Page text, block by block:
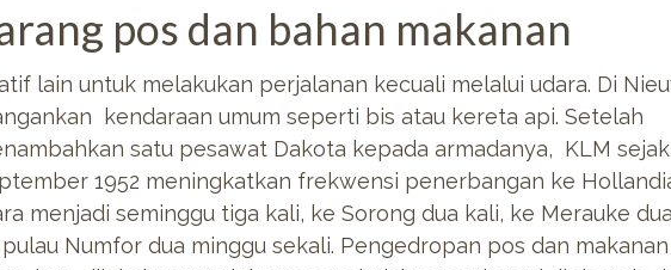
pos dan bahan makanan
lain untuk melakukan perjalanan kecuali melalui udara. Di
kendaraan umum seperti bis atau kereta api. Setelah
satu pesawat Dakota kepada armadanya, KLM sejak
1952 meningkatkan frekwensi penerbangan ke
menjadi seminggu tiga kali, ke Sorong dua kali, ke Merauke
pulau Numfor dua minggu sekali. Pengedropan pos dan